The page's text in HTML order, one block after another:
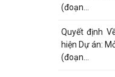
(đoạn...
Quyết định
hiện Dự án:
(đoạn...